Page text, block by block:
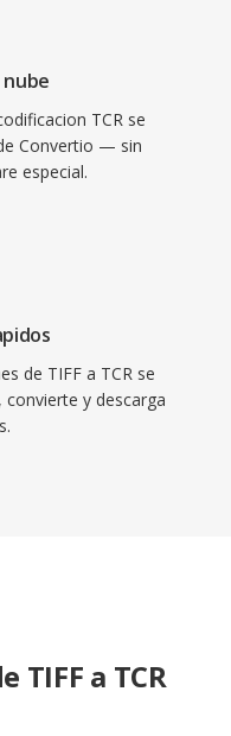
nube
TCR se
Convertio — sin
especial.
de TIFF a TCR se
y descarga
TIFF a TCR